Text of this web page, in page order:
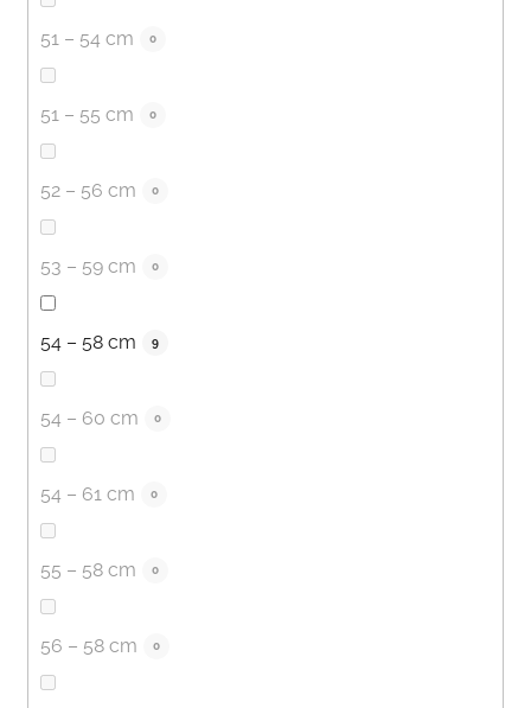
51 – 54 cm 0
51 – 55 cm 0
52 – 56 cm 0
53 – 59 cm 0
54 – 58 cm 9
54 – 60 cm 0
54 – 61 cm 0
55 – 58 cm 0
56 – 58 cm 0